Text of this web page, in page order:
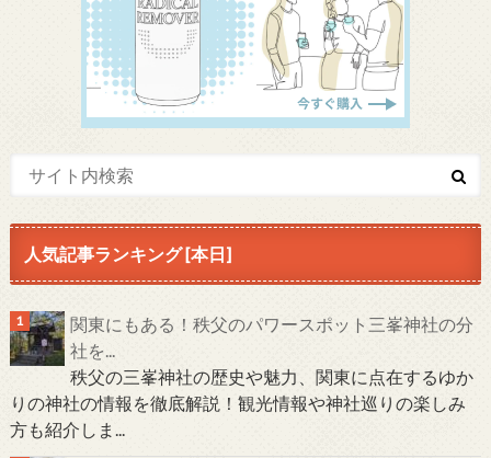
人気記事ランキング [本日]
関東にもある！秩父のパワースポット三峯神社の分
社を...
秩父の三峯神社の歴史や魅力、関東に点在するゆか
りの神社の情報を徹底解説！観光情報や神社巡りの楽しみ
方も紹介しま...